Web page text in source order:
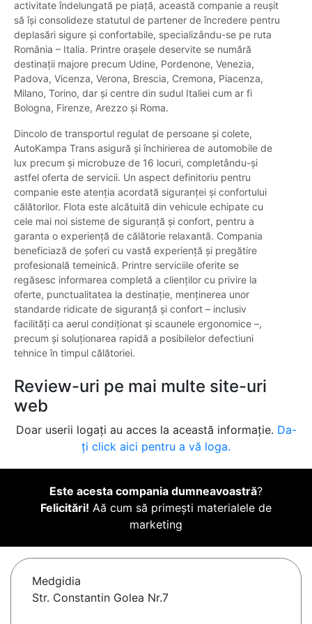
activitate îndelungată pe piață, această companie a reușit
să își consolideze statutul de partener de încredere pentru
deplasări sigure și confortabile, specializându-se pe ruta
România – Italia. Printre orașele deservite se numără
destinații majore precum Udine, Pordenone, Venezia,
Padova, Vicenza, Verona, Brescia, Cremona, Piacenza,
Milano, Torino, dar și centre din sudul Italiei cum ar fi
Bologna, Firenze, Arezzo și Roma.
Dincolo de transportul regulat de persoane și colete,
AutoKampa Trans asigură și închirierea de automobile de
lux precum și microbuze de 16 locuri, completându-și
astfel oferta de servicii. Un aspect definitoriu pentru
companie este atenția acordată siguranței și confortului
călătorilor. Flota este alcătuită din vehicule echipate cu
cele mai noi sisteme de siguranță și confort, pentru a
garanta o experiență de călătorie relaxantă. Compania
beneficiază de șoferi cu vastă experiență și pregătire
profesională temeinică. Printre serviciile oferite se
regăsesc informarea completă a clienților cu privire la
oferte, punctualitatea la destinație, menținerea unor
standarde ridicate de siguranță și confort – inclusiv
facilități ca aerul condiționat și scaunele ergonomice –,
precum și soluționarea rapidă a posibilelor defectiuni
tehnice în timpul călătoriei.
Review-uri pe mai multe site-uri
web
Doar userii logați au acces la această informație. Da-
ți click aici pentru a vă loga.
Este acesta compania dumneavoastră?
Felicitări! Aă cum să primești materialele de
marketing
Medgidia
Str. Constantin Golea Nr.7